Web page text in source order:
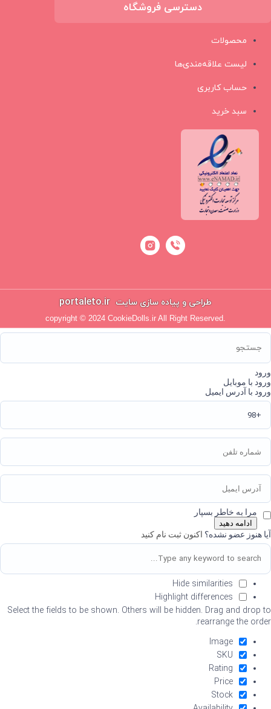
دسترسی فروشگاه
محصولات
لیست علاقه‌مندی‌ها
حساب کاربری
سبد خرید
طراحی و پیاده سازی سایت portaleto.ir
copyright © 2024 CookieDolls.ir All Right Reserved.
ورود
ورود با موبایل
ورود با آدرس ایمیل
مرا به خاطر بسپار
ادامه دهید
آیا هنوز عضو نشده؟ اکنون ثبت نام کنید
Hide similarities
Highlight differences
Select the fields to be shown. Others will be hidden. Drag and drop to
rearrange the order.
Image
SKU
Rating
Price
Stock